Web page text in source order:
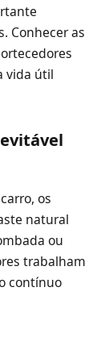
Conhecer as
vida útil
os
natural
ou
trabalham
contínuo